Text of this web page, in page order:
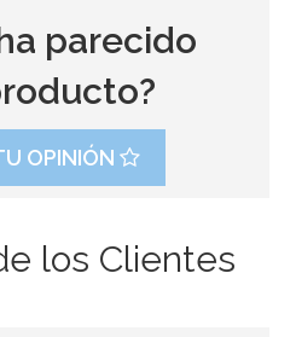
parecido
OPINIÓN
los Clientes